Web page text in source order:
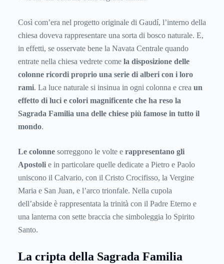
Così com’era nel progetto originale di Gaudí, l’interno della
chiesa doveva rappresentare una sorta di bosco naturale. E,
in effetti, se osservate bene la Navata Centrale quando
entrate nella chiesa vedrete come la disposizione delle
colonne ricordi proprio una serie di alberi con i loro
rami. La luce naturale si insinua in ogni colonna e crea un
effetto di luci e colori magnificente che ha reso la
Sagrada Familia una delle chiese più famose in tutto il
mondo.
Le colonne sorreggono le volte e rappresentano gli
Apostoli e in particolare quelle dedicate a Pietro e Paolo
uniscono il Calvario, con il Cristo Crocifisso, la Vergine
Maria e San Juan, e l’arco trionfale. Nella cupola
dell’abside è rappresentata la trinità con il Padre Eterno e
una lanterna con sette braccia che simboleggia lo Spirito
Santo.
La cripta della Sagrada Familia